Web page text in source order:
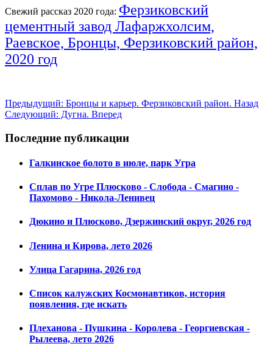
Свежий рассказ 2020 года: Ферзиковский
цементный завод Лафаржхолсим,
Раевское, Бронцы, Ферзиковский район,
2020 год
Предыдущий: Бронцы и карьер. Ферзиковский район. Назад
Следующий: Дугна. Вперед
Последние публикации
Галкинское болото в июле, парк Угра
Сплав по Угре Плюсково - Слобода - Смагино -
Пахомово - Никола-Ленивец
Дюкино и Плюсково, Дзержинский округ, 2026 год
Ленина и Кирова, лето 2026
Улица Гагарина, 2026 год
Список калужских Космонавтиков, история
появления, где искать
Плеханова - Пушкина - Королева - Георгиевская -
Рылеева, лето 2026